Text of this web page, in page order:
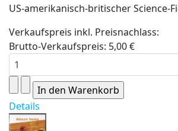
US-amerikanisch-britischer Science-
Verkaufspreis inkl. Preisnachlass:
Brutto-Verkaufspreis: 5,00 €
Details